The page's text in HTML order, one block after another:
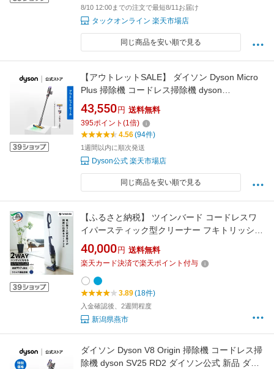
8/10 12:00までの注文で最短8/11お届け
タックオンライン 楽天市場店
同じ商品を安い順で見る
【アウトレットSALE】 ダイソン Dyson Micro
Plus 掃除機 コードレス掃除機 dyson
SV33FFPL ダイソン公式 新品 ダイソン掃除機
スティック掃除機 ハンディクリーナー ハンデ
ィ掃除機 コードレス サイクロン 軽量 強力 掃除
機ダイソン スタンド付 充電式
43,550 円 送料無料
395ポイント (1倍)
4.56(94件)
1週間以内に順次発送
Dyson公式 楽天市場店
同じ商品を安い順で見る
【ふるさと納税】 ツインバード コードレスワ
イパースティック型クリーナー フキトリッシュ
Free 選べるカラー【 プルシャンブルー(TC-
5175BL) / セピアアイボリー(TC-5175VO) 家電
ハンディ 掃除機 充電 サイクロン 軽量
TWINBIRD 新潟県 燕市 燕三条 】
40,000 円 送料無料
楽天カード決済で楽天ポイント付与
3.89(18件)
入金確認後、2週間程度
新潟県燕市
ダイソン Dyson V8 Origin 掃除機 コードレス掃
除機 dyson SV25 RD2 ダイソン公式 新品 ダイ